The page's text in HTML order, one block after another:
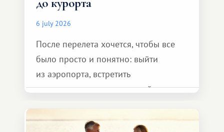
до курорта
6 july 2026
После перелета хочется, чтобы все
было просто и понятно: выйти
из аэропорта, встретить
представителя транспортной
и спокойно доехать до курорта.